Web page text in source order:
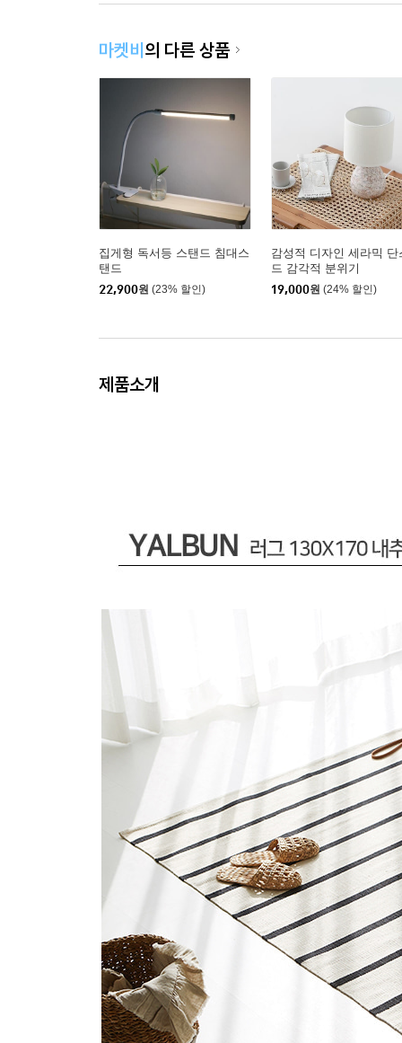
마켓비의 다른 상품
집게형 독서등 스탠드 침대스
탠드
22,900원 (23% 할인)
감성적 디자인 세라믹 단
드 감각적 분위기
19,000원 (24% 할인)
제품소개